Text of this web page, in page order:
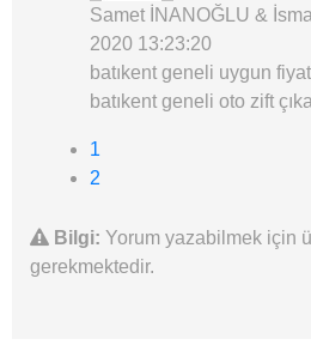
Samet İNANOĞLU &
2020 13:23:20
batıkent geneli uygun
batıkent geneli oto zift
1
2
Bilgi: Yorum yazabilmek için
gerekmektedir.